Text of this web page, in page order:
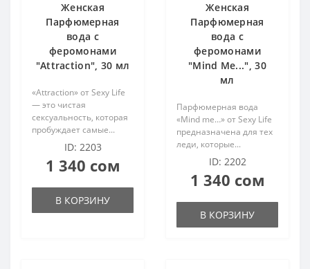
Женская
Парфюмерная
вода с
феромонами
"Attraction", 30 мл
«Attraction» от Sexy Life
— это чистая
сексуальность, которая
пробуждает самые...
ID: 2203
1 340 сом
В КОРЗИНУ
Женская
Парфюмерная
вода с
феромонами
"Mind Me...", 30
мл
Парфюмерная вода
«Mind me…» от Sexy Life
предназначена для тех
леди, которые...
ID: 2202
1 340 сом
В КОРЗИНУ